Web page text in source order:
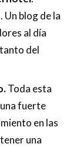
Un blog de la
al día
del
Toda esta
fuerte
en las
una